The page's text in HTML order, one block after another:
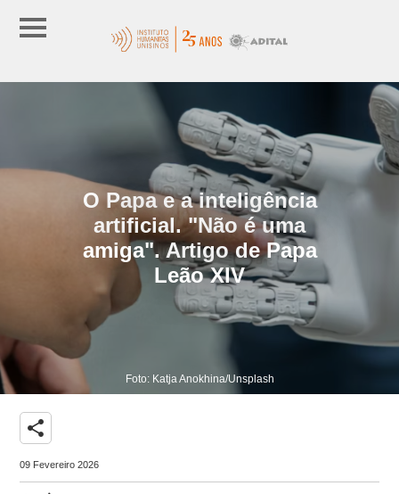
O Papa e a inteligência
artificial. "Não é uma
amiga". Artigo de Papa
Leão XIV
Foto: Katja Anokhina/Unsplash
share
09 Fevereiro 2026